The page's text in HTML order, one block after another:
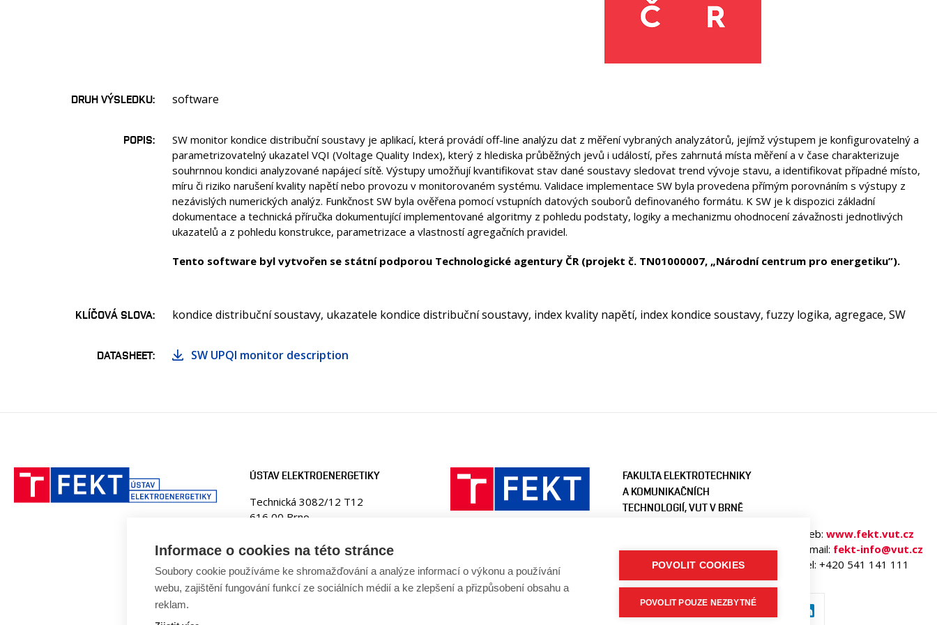
DRUH VÝSLEDKU software
POPIS
SW monitor kondice distribuční soustavy je aplikací, která provádí off-line analýzu dat z měření vybraných analyzátorů, jejímž výstupem je konfigurovatelný a
parametrizovatelný ukazatel VQI (Voltage Quality Index), který z hlediska průběžných jevů i událostí, přes zahrnutá místa měření a v čase charakterizuje
souhrnnou kondici analyzované napájecí sítě. Výstupy umožňují kvantifikovat stav dané soustavy sledovat trend vývoje stavu, a identifikovat případné místo,
míru či riziko narušení kvality napětí nebo provozu v monitorovaném systému. Validace implementace SW byla provedena přímým porovnáním s výstupy z
nezávislých numerických analýz. Funkčnost SW byla ověřena pomocí vstupních datových souborů definovaného formátu. K SW je k dispozici základní
dokumentace a technická příručka dokumentující implementované algoritmy z pohledu podstaty, logiky a mechanizmu ohodnocení závažnosti jednotlivých
ukazatelů a z pohledu konstrukce, parametrizace a vlastností agregačních pravidel.
Tento software byl vytvořen se státní podporou Technologické agentury ČR (projekt č. TN01000007, „Národní centrum pro energetiku”).
KLÍČOVÁ SLOVA kondice distribuční soustavy, ukazatele kondice distribuční soustavy, index kvality napětí, index kondice soustavy, fuzzy logika, agregace, SW
DATASHEET SW UPQI monitor description
ÚSTAV ELEKTROENERGETIKY
Technická 3082/12 T12
616 00 Brno
Web:www.ueen.fekt.vut.cz
E-mail:fekt-ueen@vut.cz
Tel: +420 541 146 220
FAKULTA ELEKTROTECHNIKY
A KOMUNIKAČNÍCH
TECHNOLOGIÍ, VUT V BRNĚ
616 00 Brno
Česká republika
Web: www.fekt.vut.cz
E-mail: fekt-info@vut.cz
Tel: +420 541 141 111
Informace o cookies na této stránce
Soubory cookie používáme ke shromažďování a analýze informací o výkonu a používání
webu, zajištění fungování funkcí ze sociálních médií a ke zlepšení a přizpůsobení obsahu a
reklam.
POVOLIT COOKIES
POVOLIT POUZE NEZBYTNÉ